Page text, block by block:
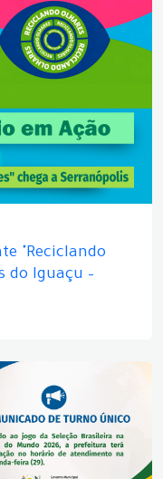
"Reciclando
do Iguaçu –